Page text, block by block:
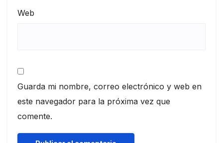
Web
Guarda mi nombre, correo electrónico y web en
este navegador para la próxima vez que
comente.